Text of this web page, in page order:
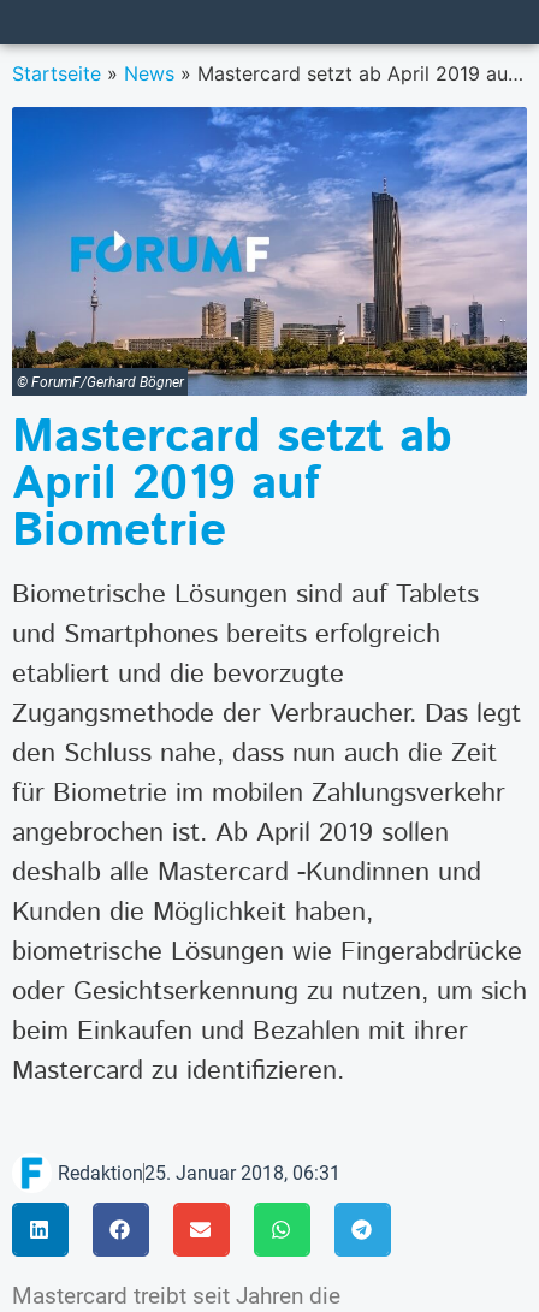
Startseite » News » Mastercard setzt ab April 2019 auf Biometrie
© ForumF/Gerhard Bögner
Mastercard setzt ab
April 2019 auf
Biometrie
Biometrische Lösungen sind auf Tablets
und Smartphones bereits erfolgreich
etabliert und die bevorzugte
Zugangsmethode der Verbraucher. Das legt
den Schluss nahe, dass nun auch die Zeit
für Biometrie im mobilen Zahlungsverkehr
angebrochen ist. Ab April 2019 sollen
deshalb alle Mastercard -Kundinnen und
Kunden die Möglichkeit haben,
biometrische Lösungen wie Fingerabdrücke
oder Gesichtserkennung zu nutzen, um sich
beim Einkaufen und Bezahlen mit ihrer
Mastercard zu identifizieren.
Redaktion25. Januar 2018, 06:31
Mastercard treibt seit Jahren die